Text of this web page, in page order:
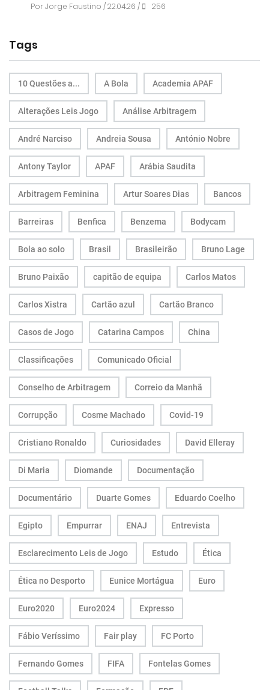
PorJorge Faustino / 22.04.26 / 256
Tags
10 Questões a... A Bola Academia APAF
Alterações Leis Jogo Análise Arbitragem
André Narciso Andreia Sousa António Nobre
Antony Taylor APAF Arábia Saudita
Arbitragem Feminina Artur Soares Dias Bancos
Barreiras Benfica Benzema Bodycam
Bola ao solo Brasil Brasileirão Bruno Lage
Bruno Paixão capitão de equipa Carlos Matos
Carlos Xistra Cartão azul Cartão Branco
Casos de Jogo Catarina Campos China
Classificações Comunicado Oficial
Conselho de Arbitragem Correio da Manhã
Corrupção Cosme Machado Covid-19
Cristiano Ronaldo Curiosidades David Elleray
Di Maria Diomande Documentação
Documentário Duarte Gomes Eduardo Coelho
Egipto Empurrar ENAJ Entrevista
Esclarecimento Leis de Jogo Estudo Ética
Ética no Desporto Eunice Mortágua Euro
Euro2020 Euro2024 Expresso
Fábio Veríssimo Fair play FC Porto
Fernando Gomes FIFA Fontelas Gomes